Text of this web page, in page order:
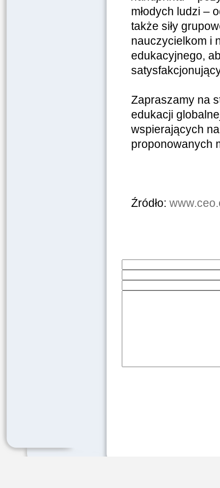
młodych ludzi –
także siły
nauczycielkom i
edukacyjnego,
Zapraszamy na
edukacji
wspierających
proponowanych
Źródło: